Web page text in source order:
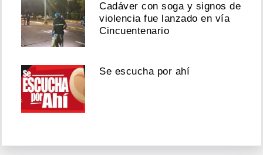
Cadáver con soga y signos de
violencia fue lanzado en vía
Cincuentenario
Se escucha por ahí